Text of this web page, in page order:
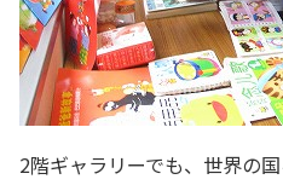
2階ギャラリーでも、世界の